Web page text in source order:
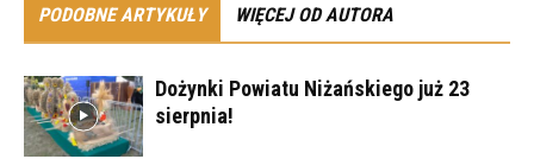
PODOBNE ARTYKUŁY WIĘCEJ OD AUTORA
Dożynki Powiatu Niżańskiego już 23
sierpnia!